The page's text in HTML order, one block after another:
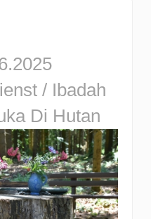
/ Ibadah
Di Hutan